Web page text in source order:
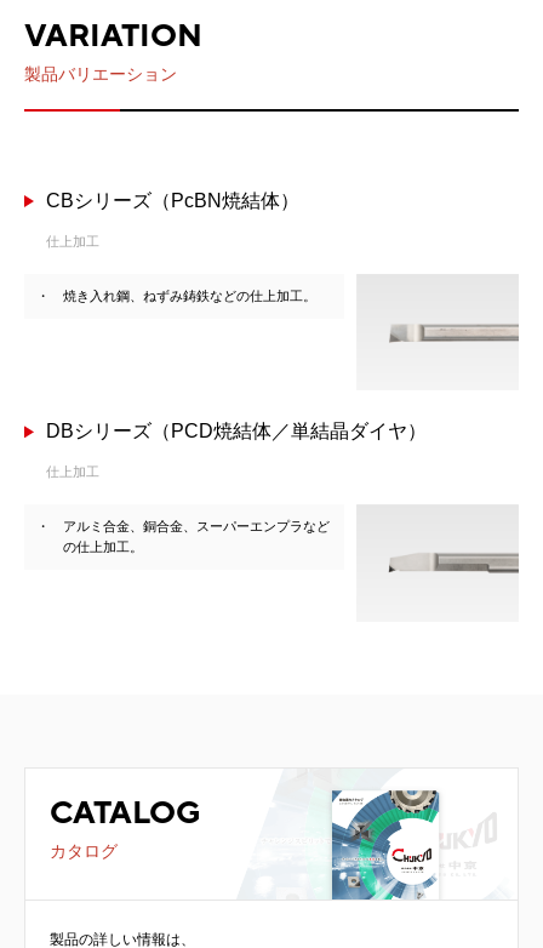
VARIATION
製品バリエーション
CBシリーズ（PcBN焼結体）
仕上加工
焼き入れ鋼、ねずみ鋳鉄などの仕上加工。
DBシリーズ（PCD焼結体／単結晶ダイヤ）
仕上加工
アルミ合金、銅合金、スーパーエンプラなど
の仕上加工。
CATALOG
カタログ
製品の詳しい情報は、